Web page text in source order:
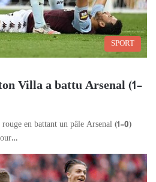
SPORT
Villa a battu Arsenal (1-
en battant un pâle Arsenal (1-0)